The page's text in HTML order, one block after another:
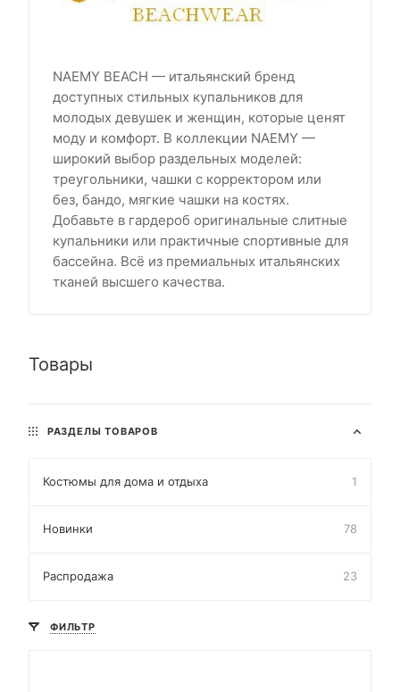
NAEMY BEACH — итальянский бренд
доступных стильных купальников для
молодых девушек и женщин, которые ценят
моду и комфорт. В коллекции NAEMY —
широкий выбор раздельных моделей:
треугольники, чашки с корректором или
без, бандо, мягкие чашки на костях.
Добавьте в гардероб оригинальные слитные
купальники или практичные спортивные для
бассейна. Всё из премиальных итальянских
тканей высшего качества.
Товары
РАЗДЕЛЫ ТОВАРОВ
Костюмы для дома и отдыха 1
Новинки 78
Распродажа 23
ФИЛЬТР